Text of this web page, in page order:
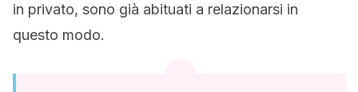
in privato, sono già abituati a relazionarsi in
questo modo.